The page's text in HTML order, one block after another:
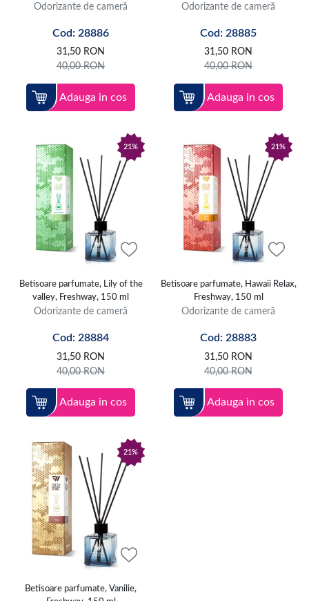
Odorizante de cameră
Cod: 28886
31,50 RON
40,00RON
Adauga in cos
Odorizante de cameră
Cod: 28885
31,50 RON
40,00RON
Adauga in cos
21%
Betisoare parfumate, Lily of the
valley, Freshway, 150 ml
Odorizante de cameră
Cod: 28884
31,50 RON
40,00RON
Adauga in cos
21%
Betisoare parfumate, Hawaii Relax,
Freshway, 150 ml
Odorizante de cameră
Cod: 28883
31,50 RON
40,00RON
Adauga in cos
21%
Betisoare parfumate, Vanilie,